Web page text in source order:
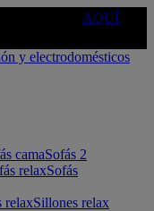
AQUÍ
camaSofás 2
relaxSofás
relaxSillones relax